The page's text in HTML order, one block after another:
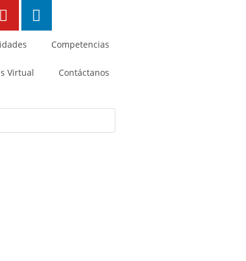
Competencias
Virtual Contáctanos